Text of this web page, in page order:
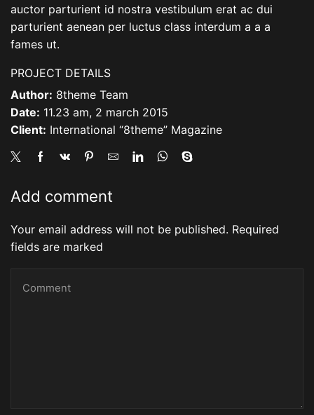
auctor parturient id nostra vestibulum erat ac dui
parturient aenean per luctus class interdum a a a
fames ut.
PROJECT DETAILS
Author: 8theme Team
Date: 11.23 am, 2 march 2015
Client: International “8theme” Magazine
Add comment
Your email address will not be published. Required
fields are marked